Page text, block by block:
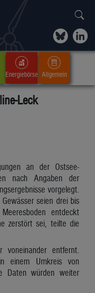
Energiebörse Allgemein
Leck
an der Ostsee-
nach Angaben der
vorgelegt.
seien drei bis
entdeckt
zerstört sei, teilte die
entfernt.
einem Umkreis von
Daten würden weiter